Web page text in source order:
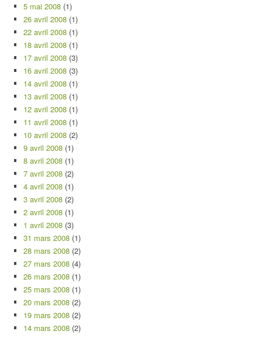
5 mai 2008 (1)
26 avril 2008 (1)
22 avril 2008 (1)
18 avril 2008 (1)
17 avril 2008 (3)
16 avril 2008 (3)
14 avril 2008 (1)
13 avril 2008 (1)
12 avril 2008 (1)
11 avril 2008 (1)
10 avril 2008 (2)
9 avril 2008 (1)
8 avril 2008 (1)
7 avril 2008 (2)
4 avril 2008 (1)
3 avril 2008 (2)
2 avril 2008 (1)
1 avril 2008 (3)
31 mars 2008 (1)
28 mars 2008 (2)
27 mars 2008 (4)
26 mars 2008 (1)
25 mars 2008 (1)
20 mars 2008 (2)
19 mars 2008 (2)
14 mars 2008 (2)